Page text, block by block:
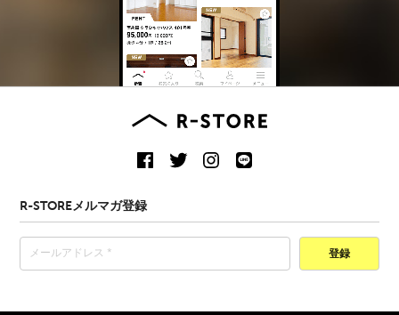
R-STOREメルマガ登録
登録